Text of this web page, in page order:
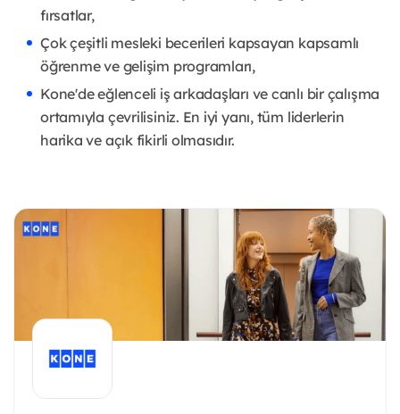
fırsatlar,
Çok çeşitli mesleki becerileri kapsayan kapsamlı
öğrenme ve gelişim programları,
Kone'de eğlenceli iş arkadaşları ve canlı bir çalışma
ortamıyla çevrilisiniz. En iyi yanı, tüm liderlerin
harika ve açık fikirli olmasıdır.